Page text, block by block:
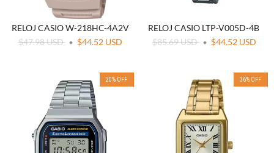
RELOJ CASIO W-218HC-4A2V
$47.98 USD
$44.52 USD
RELOJ CASIO LTP-V005D-4B
$85.69 USD
$44.52 USD
20% OFF 36% OFF